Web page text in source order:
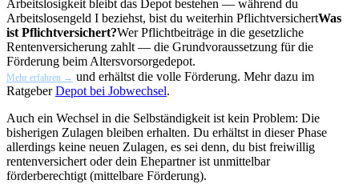
Arbeitslosigkeit bleibt das Depot bestehen — während du
Arbeitslosengeld I beziehst, bist du weiterhin PflichtversichertWas
ist Pflichtversichert?Wer Pflichtbeiträge in die gesetzliche
Rentenversicherung zahlt — die Grundvoraussetzung für die
Förderung beim Altersvorsorgedepot.
Mehr erfahren → und erhältst die volle Förderung. Mehr dazu im
RatgeberDepot bei Jobwechsel.
Auch ein Wechsel in die Selbständigkeit ist kein Problem: Die
bisherigen Zulagen bleiben erhalten. Du erhältst in dieser Phase
allerdings keine neuen Zulagen, es sei denn, du bist freiwillig
rentenversichert oder dein Ehepartner ist unmittelbar
förderberechtigt (mittelbare Förderung).